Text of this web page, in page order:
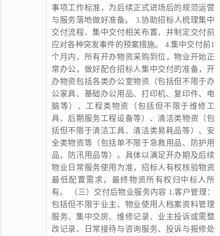
事项工作标准，为后续正式进场后的规范运营
与服务落地做好准备。 3.协助招标人梳理集中
交付流程、集中交付相关布置、并制定交付前
应对各种突发事件的预案措施。 4.集中交付前1
个月内，所有开办物资采购到位，物业开始正
常办公，做好配合招标人集中交付的准备，开
办物资包括各类办公室物资（包括但不限于办
公家具、基础办公用品、打印机、复印件、电
脑等）、工程类物资（包括但不限于维修工
具、后期服务工程设备等）、清洁类物资（包
括但不限于清洁工具、清洁类易耗品等）、安
全类物资等（包括单不限于急救用品、防护用
品、防汛用品等）。具体以满足开办期及后续
物业日常服务使用为准，招标人有权核验物资
最低配置需求，最终物资所有权归中标人所
有。 （三）交付后物业服务内容 1.客户管理：
包括但不限于业主、物业使用人档案资料管理
服务、集中交房、维修记录、业主投诉或需整
改记录、日常接待与咨询服务、投诉与报修处